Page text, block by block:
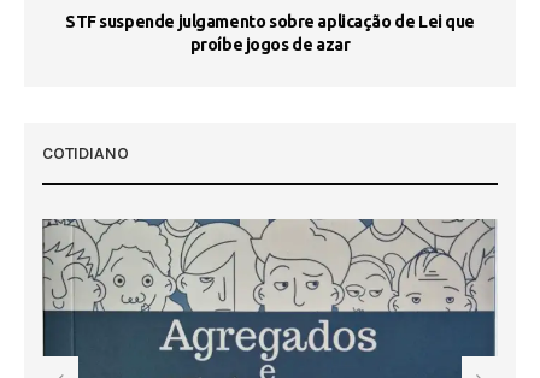
STF suspende julgamento sobre aplicação de Lei que
proíbe jogos de azar
COTIDIANO